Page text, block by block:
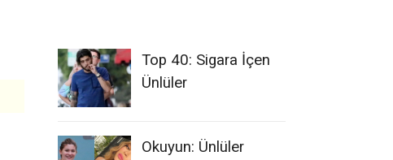
Top 40: Sigara İçen
Ünlüler
Okuyun: Ünlüler